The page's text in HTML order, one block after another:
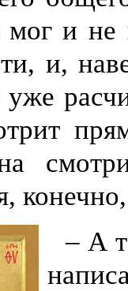
мог и
и,
уже
– А